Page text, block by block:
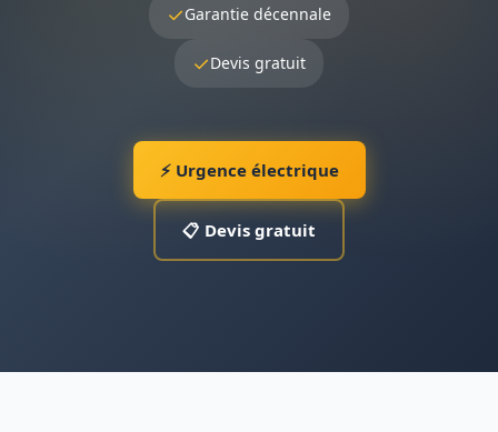
✓Garantie décennale
✓Devis gratuit
⚡ Urgence électrique
📋 Devis gratuit